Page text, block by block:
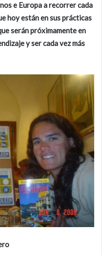
e Europa a recorrer cada
hoy están en sus prácticas
serán próximamente en
y ser cada vez más